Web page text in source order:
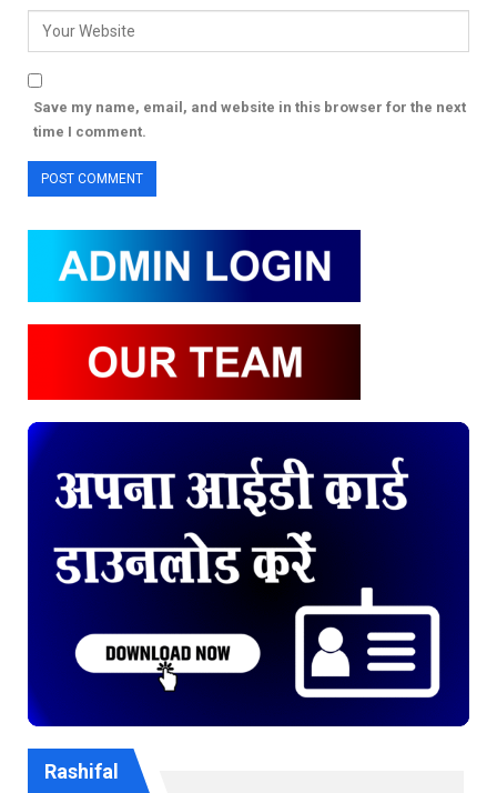
Save my name, email, and website in this browser for the next
time I comment.
Rashifal